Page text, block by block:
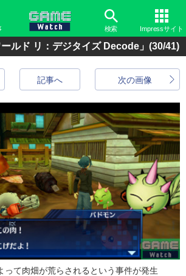
検索 Impressサイト
ルド リ：デジタイズ Decode」 (30/41)
次の画像
記事へ
って肉畑が荒らされるという事件が発生